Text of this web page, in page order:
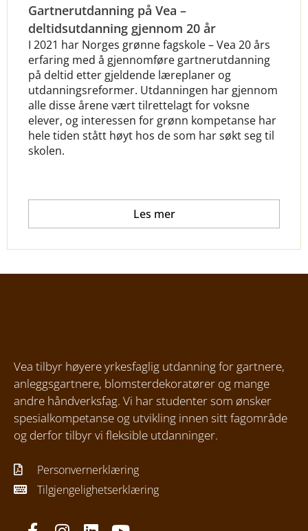
Gartnerutdanning på Vea –
deltidsutdanning gjennom 20 år
I 2021 har Norges grønne fagskole – Vea 20 års
erfaring med å gjennomføre gartnerutdanning
på deltid etter gjeldende læreplaner og
utdanningsreformer. Utdanningen har gjennom
alle disse årene vært tilrettelagt for voksne
elever, og interessen for grønn kompetanse har
hele tiden stått høyt hos de som har søkt seg til
skolen.
Les mer
Vea tilbyr høyere yrkesfaglig utdanning for gartnere,
anleggsgartnere, blomsterdekoratører og mange
andre håndverksfag. Vi har studenter som ønsker
spesialkompetanse og utvikling innen sitt fagområde
og derfor tilbyr vi fleksible utdanninger.
Personvernerklæring
Tilgjengelighetserklæring